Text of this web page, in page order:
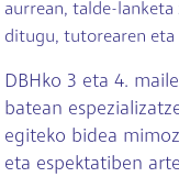
aurrean, talde-
ditugu, tutorearen eta
DBHko 3 eta 4.
batean
egiteko bidea
eta espektatiben